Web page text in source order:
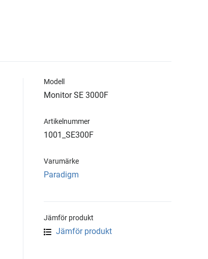
Modell
Monitor SE 3000F
Artikelnummer
1001_SE300F
Varumärke
Paradigm
Jämför produkt
Jämför produkt